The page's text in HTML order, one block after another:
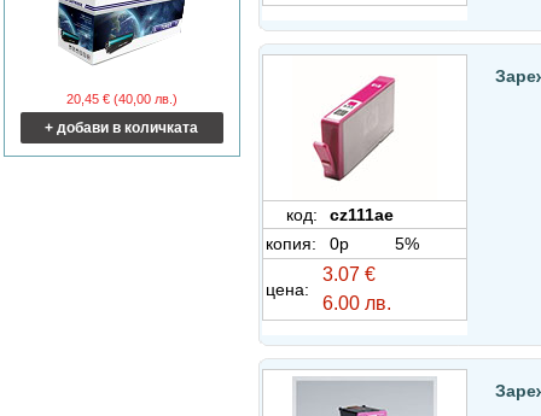
20,45 € (40,00 лв.)
+ добави в количката
код:
cz111ae
копия:
0p 5%
цена:
3.07 €
6.00 лв.